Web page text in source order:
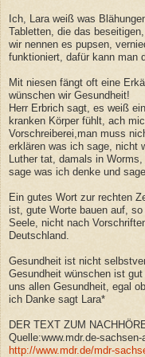
Ich, Lara weiß was
Tabletten, die das
wir nennen es pupsen,
funktioniert, dafür kann man
Mit niesen fängt oft eine
wünschen wir Gesundheit!
Herr Erbrich sagt, es weiß
kranken Körper fühlt, ach
Vorschreiberei,man muss
erklären was ich sage, nicht
Luther tat, damals in
sage was ich denke und
Ein gutes Wort zur rechten
ist, gute Worte bauen auf,
Seele, nicht nach
Deutschland.
Gesundheit ist nicht
Gesundheit wünschen ist
uns allen Gesundheit, egal
ich Danke sagt Lara*
DER TEXT ZUM
Quelle:www.mdr.de-sachsen-
http://www.mdr.de/mdr-